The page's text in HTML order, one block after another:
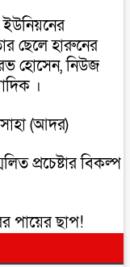
ছেলে হারুনের
হোসেন, নিউজ
।
(আদর)
প্রচেষ্টার বিকল্প
পায়ের ছাপ!